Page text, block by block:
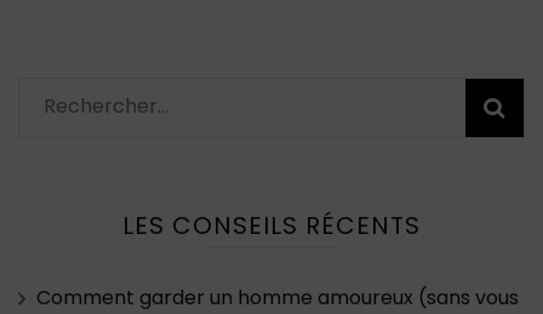
Rechercher :
LES CONSEILS RÉCENTS
Comment garder un homme amoureux (sans vous